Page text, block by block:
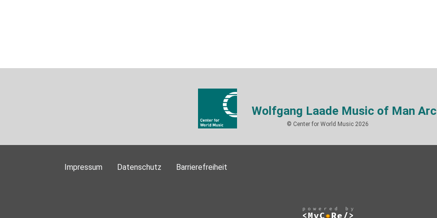
Wolfgang Laade Music of Man
© Center for World Music 2026
Impressum Datenschutz Barrierefreiheit